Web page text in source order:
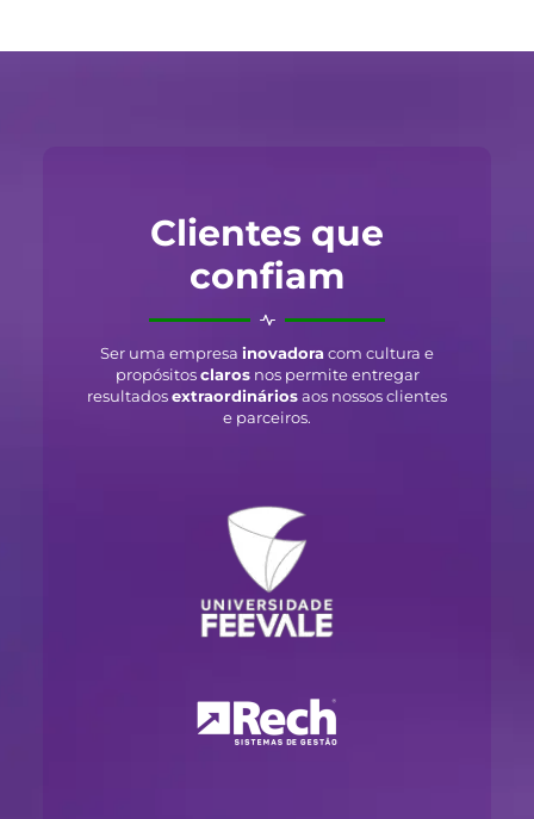
Clientes que
confiam
Ser uma empresa inovadoracom cultura e
propósitosclarosnos permite entregar
resultadosextraordináriosaos nossos clientes
e parceiros.